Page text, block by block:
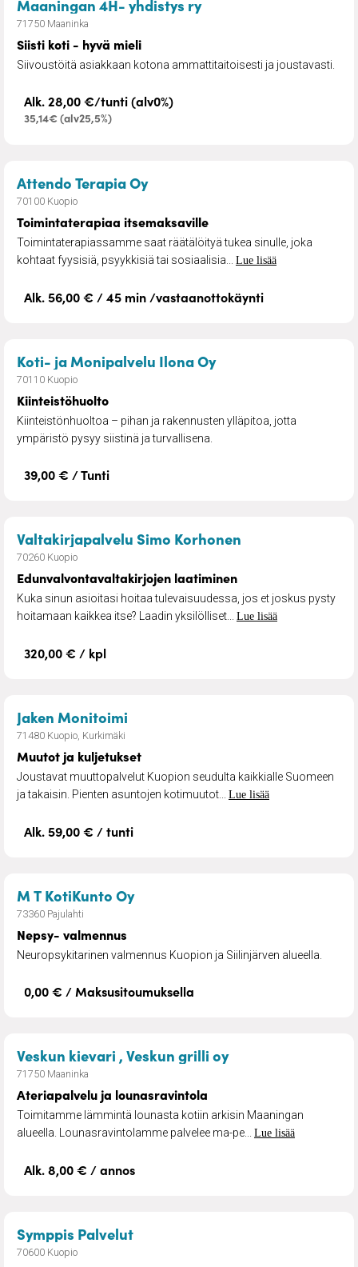
Maaningan 4H- yhdistys ry
71750 Maaninka
Siisti koti - hyvä mieli
Siivoustöitä asiakkaan kotona ammattitaitoisesti ja joustavasti.
Alk. 28,00 €/tunti (alv0%)
35,14€ (alv25,5%)
Attendo Terapia Oy– Toimintaterapiaa
70100 Kuopio
Toimintaterapiaa itsemaksaville
Toimintaterapiassamme saat räätälöityä tukea sinulle, joka
kohtaat fyysisiä, psyykkisiä tai sosiaalisia... Lue lisää
Alk. 56,00 € / 45 min /vastaanottokäynti
Koti- ja Monipalvelu Ilona Oy– Kiinteistöhuolto
70110 Kuopio
Kiinteistöhuolto
Kiinteistönhuoltoa – pihan ja rakennusten ylläpitoa, jotta
ympäristö pysyy siistinä ja turvallisena.
39,00 € / Tunti
Valtakirjapalvelu Simo Korhonen
70260 Kuopio
Edunvalvontavaltakirjojen laatiminen
Kuka sinun asioitasi hoitaa tulevaisuudessa, jos et joskus pysty
hoitamaan kaikkea itse? Laadin yksilölliset... Lue lisää
320,00 € / kpl
Jaken Monitoimi
71480 Kuopio, Kurkimäki
Muutot ja kuljetukset
Joustavat muuttopalvelut Kuopion seudulta kaikkialle Suomeen
ja takaisin. Pienten asuntojen kotimuutot... Lue lisää
Alk. 59,00 € / tunti
M T KotiKunto Oy– Nepsy- valmennus
73360 Pajulahti
Nepsy- valmennus
Neuropsykitarinen valmennus Kuopion ja Siilinjärven alueella.
0,00 € / Maksusitoumuksella
Veskun kievari , Veskun grilli oy– Ateriapalvelu ja
71750 Maaninka
Ateriapalvelu ja lounasravintola
Toimitamme lämmintä lounasta kotiin arkisin Maaningan
alueella. Lounasravintolamme palvelee ma-pe... Lue lisää
Alk. 8,00 € / annos
Symppis Palvelut– Monipuolista kotipalvelua
70600 Kuopio